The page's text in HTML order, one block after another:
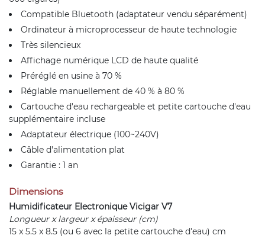
Compatible Bluetooth (adaptateur vendu séparément)
Ordinateur à microprocesseur de haute technologie
Très silencieux
Affichage numérique LCD de haute qualité
Préréglé en usine à 70 %
Réglable manuellement de 40 % à 80 %
Cartouche d'eau rechargeable et petite cartouche d'eau
supplémentaire incluse
Adaptateur électrique (100~240V)
Câble d'alimentation plat
Garantie : 1 an
Dimensions
Humidificateur Electronique Vicigar V7
Longueur x largeur x épaisseur (cm)
15 x 5.5 x 8.5 (ou 6 avec la petite cartouche d'eau) cm